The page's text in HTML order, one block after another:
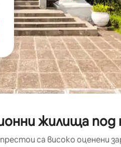
жилища под
са високо